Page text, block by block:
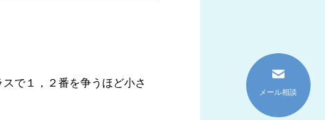
で１，２番を争うほど小さ
メール相談